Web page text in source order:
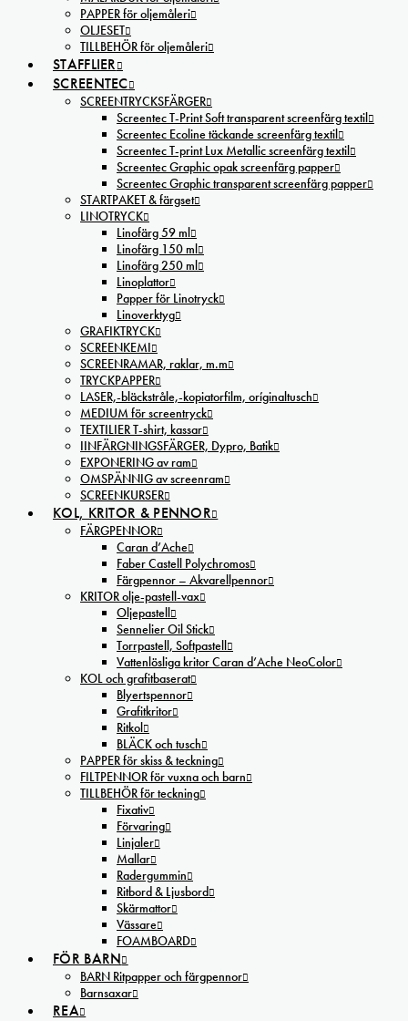
PAPPER för oljemåleri
OLJESET
TILLBEHÖR för oljemåleri
STAFFLIER
SCREENTEC
SCREENTRYCKSFÄRGER
Screentec T-Print Soft transparent screenfärg textil
Screentec Ecoline täckande screenfärg textil
Screentec T-print Lux Metallic screenfärg textil
Screentec Graphic opak screenfärg papper
Screentec Graphic transparent screenfärg papper
STARTPAKET & färgset
LINOTRYCK
Linofärg 59 ml
Linofärg 150 ml
Linofärg 250 ml
Linoplattor
Papper för Linotryck
Linoverktyg
GRAFIKTRYCK
SCREENKEMI
SCREENRAMAR, raklar, m.m
TRYCKPAPPER
LASER,-bläckstråle,-kopiatorfilm, oríginaltusch
MEDIUM för screentryck
TEXTILIER T-shirt, kassar
IINFÄRGNINGSFÄRGER, Dypro, Batik
EXPONERING av ram
OMSPÄNNIG av screenram
SCREENKURSER
KOL, KRITOR & PENNOR
FÄRGPENNOR
Caran d’Ache
Faber Castell Polychromos
Färgpennor – Akvarellpennor
KRITOR olje-pastell-vax
Oljepastell
Sennelier Oil Stick
Torrpastell, Softpastell
Vattenlösliga kritor Caran d’Ache NeoColor
KOL och grafitbaserat
Blyertspennor
Grafitkritor
Ritkol
BLÄCK och tusch
PAPPER för skiss & teckning
FILTPENNOR för vuxna och barn
TILLBEHÖR för teckning
Fixativ
Förvaring
Linjaler
Mallar
Radergummin
Ritbord & Ljusbord
Skärmattor
Vässare
FOAMBOARD
FÖR BARN
BARN Ritpapper och färgpennor
Barnsaxar
REA